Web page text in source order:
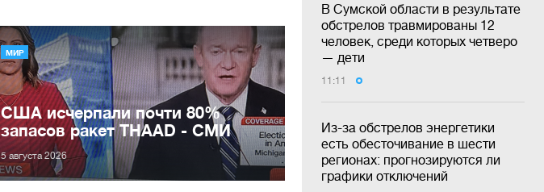
В Сумской области в результате
обстрелов травмированы 12
человек, среди которых четверо
— дети
11:11
Из-за обстрелов энергетики
есть обесточивание в шести
регионах: прогнозируются ли
графики отключений
МИР
США исчерпали почти 80%
запасов ракет THAAD - СМИ
5 августа 2026